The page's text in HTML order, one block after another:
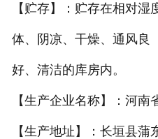
【贮存】：贮存在相对
体、阴凉、干燥、通风良
好、清洁的库房内。
【生产企业名称】：河南
【生产地址】：长垣县蒲